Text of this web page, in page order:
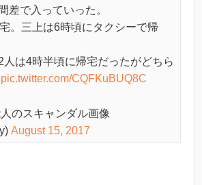
差で入っていった。
。三上は6時頃にタクシーで帰
人は4時半頃に帰宅だったがどちら
pic.twitter.com/CQFKuBUQ8C
のスキャンダル画像
August 15, 2017